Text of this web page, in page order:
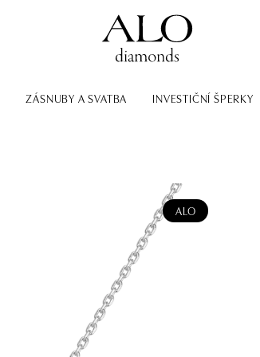
ZÁSNUBY A SVATBA INVESTIČNÍ ŠPERKY
ALO